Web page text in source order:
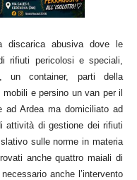
discarica abusiva dove le
rifiuti pericolosi e speciali,
un container, parti della
e persino un van per il
ad Ardea ma domiciliato ad
attività di gestione dei rifiuti
sulle norme in materia
anche quattro maiali di
anche l’intervento